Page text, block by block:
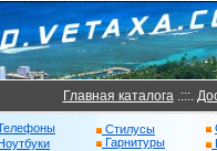
Главная каталога.:::.
Стилусы
Гарнитуры